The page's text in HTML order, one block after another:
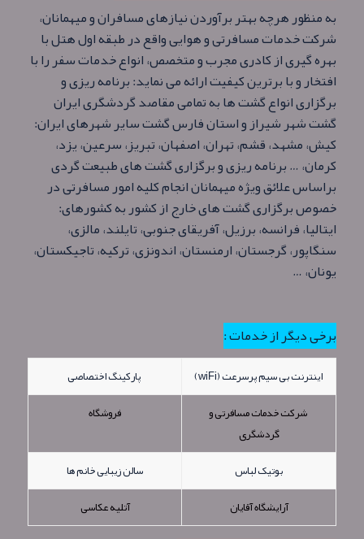
به منظور هرچه بهتر برآوردن نیازهای مسافران و میهمانان،
شرکت خدمات مسافرتی و هوایی واقع در طبقه اول هتل با
بهره گیری از کادری مجرب و متخصص، انواع خدمات سفر را با
افتخار و با برترین کیفیت ارائه می نماید: برنامه ریزی و
برگزاری انواع گشت ها به تمامی مقاصد گردشگری ایران
گشت شهر شیراز و استان فارس گشت سایر شهرهای ایران:
کیش، مشهد، قشم، تهران، اصفهان، تبریز، سرعین، یزد،
کرمان، … برنامه ریزی و برگزاری گشت های طبیعت گردی
براساس علائق ویژه میهمانان انجام کلیه امور مسافرتی در
خصوص برگزاری گشت های خارج از کشور به کشورهای:
ایتالیا، فرانسه، برزیل، آفریقای جنوبی، تایلند، مالزی،
سنگاپور، گرجستان، ارمنستان، اندونزی، ترکیه، تاجیکستان،
یونان، …
برخی دیگر از خدمات :
اینترنت بی سیم پرسرعت (wiFi)
پارکینگ اختصاصی
شرکت خدمات مسافرتی و
گردشگری
فروشگاه
بوتیک لباس
سالن زیبایی خانم ها
آرایشگاه آقایان
آتلیه عکاسی